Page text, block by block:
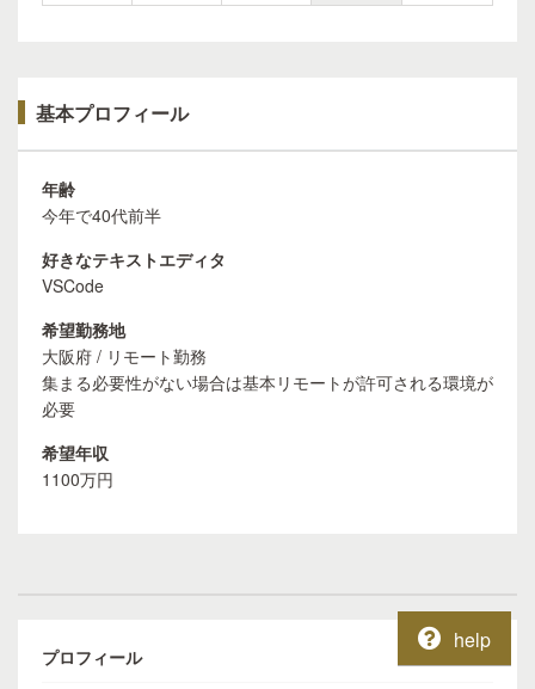
基本プロフィール
年齢
今年で40代前半
好きなテキストエディタ
VSCode
希望勤務地
大阪府 / リモート勤務
集まる必要性がない場合は基本リモートが許可される環境が
必要
希望年収
1100万円
プロフィール
help